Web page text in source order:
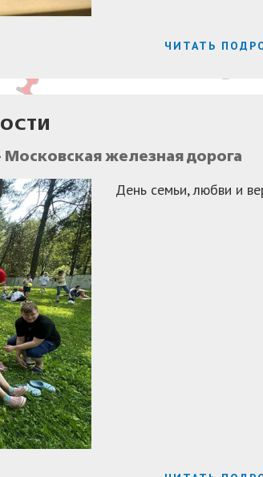
ЧИТАТЬ
железная дорога
День семьи, любви и